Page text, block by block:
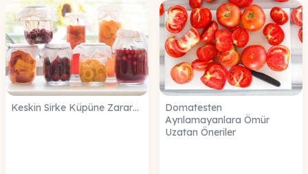
Keskin Sirke Küpüne Zarar…
Domatesten
Ayrılamayanlara Ömür
Uzatan Öneriler